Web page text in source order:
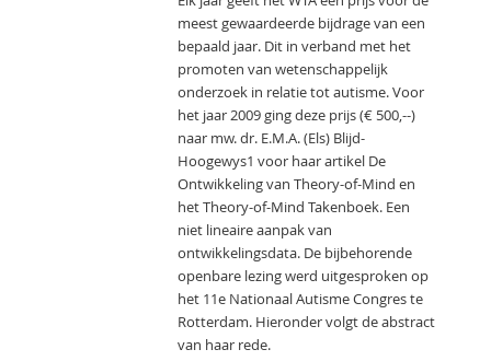
meest gewaardeerde bijdrage van een
bepaald jaar. Dit in verband met het
promoten van wetenschappelijk
onderzoek in relatie tot autisme. Voor
het jaar 2009 ging deze prijs (€ 500,--)
naar mw. dr. E.M.A. (Els) Blijd-
Hoogewys1 voor haar artikel De
Ontwikkeling van Theory-of-Mind en
het Theory-of-Mind Takenboek. Een
niet lineaire aanpak van
ontwikkelingsdata. De bijbehorende
openbare lezing werd uitgesproken op
het 11e Nationaal Autisme Congres te
Rotterdam. Hieronder volgt de abstract
van haar rede.